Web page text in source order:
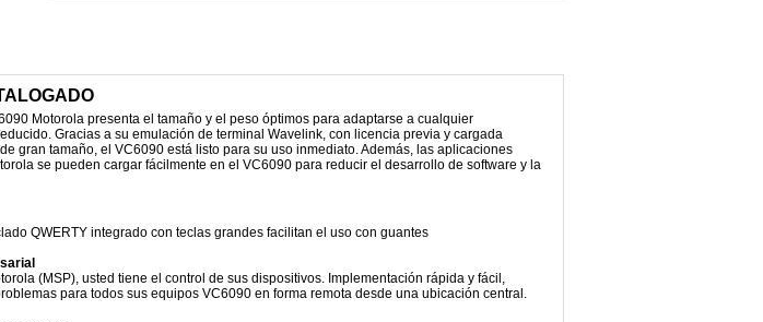
Motorola presenta el tamaño y el peso óptimos para adaptarse a cualquier
Gracias a su emulación de terminal Wavelink, con licencia previa y cargada
gran tamaño, el VC6090 está listo para su uso inmediato. Además, las aplicaciones
se pueden cargar fácilmente en el VC6090 para reducir el desarrollo de software y la
QWERTY integrado con teclas grandes facilitan el uso con guantes
(MSP), usted tiene el control de sus dispositivos. Implementación rápida y fácil,
para todos sus equipos VC6090 en forma remota desde una ubicación central.